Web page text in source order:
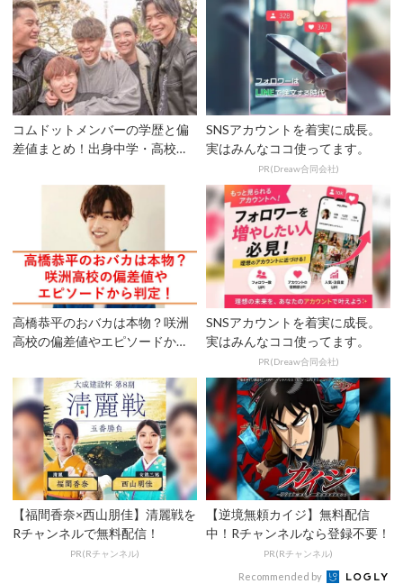
コムドットメンバーの学歴と偏
差値まとめ！出身中学・高校・
SNSアカウントを着実に成長。
実はみんなココ使ってます。
PR(Dreaw合同会社)
高橋恭平のおバカは本物？咲洲
高校の偏差値やエピソードから
SNSアカウントを着実に成長。
実はみんなココ使ってます。
PR(Dreaw合同会社)
【福間香奈×西山朋佳】清麗戦を
Rチャンネルで無料配信！
PR(Rチャンネル)
【逆境無頼カイジ】無料配信
中！Rチャンネルなら登録不要！
PR(Rチャンネル)
Recommended by